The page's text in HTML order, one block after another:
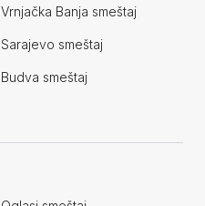
Vrnjačka Banja smeštaj
Sarajevo smeštaj
Budva smeštaj